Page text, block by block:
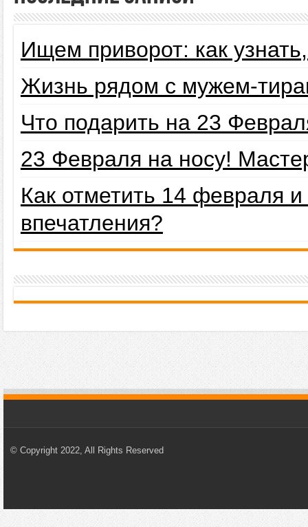
Ищем приворот: как
Жизнь рядом с мужем-
Что подарить на 23
23 Февраля на носу!
Как отметить 14 февраля
впечатления?
© Copyright 2022, All Rights Reserved